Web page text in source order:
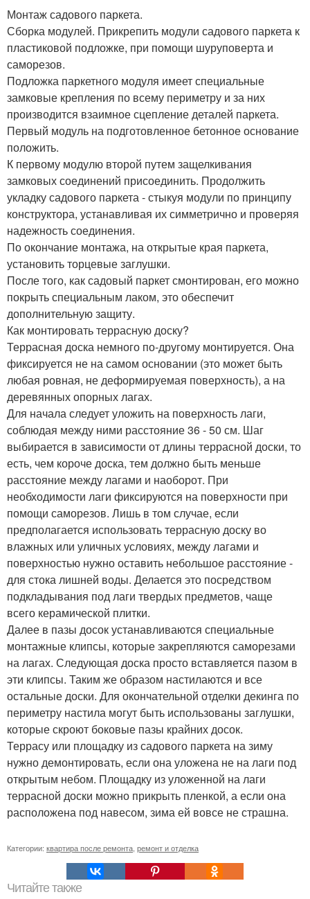
Монтаж садового паркета.
Сборка модулей. Прикрепить модули садового паркета к
пластиковой подложке, при помощи шуруповерта и
саморезов.
Подложка паркетного модуля имеет специальные
замковые крепления по всему периметру и за них
производится взаимное сцепление деталей паркета.
Первый модуль на подготовленное бетонное основание
положить.
К первому модулю второй путем защелкивания
замковых соединений присоединить. Продолжить
укладку садового паркета - стыкуя модули по принципу
конструктора, устанавливая их симметрично и проверяя
надежность соединения.
По окончание монтажа, на открытые края паркета,
установить торцевые заглушки.
После того, как садовый паркет смонтирован, его можно
покрыть специальным лаком, это обеспечит
дополнительную защиту.
Как монтировать террасную доску?
Террасная доска немного по-другому монтируется. Она
фиксируется не на самом основании (это может быть
любая ровная, не деформируемая поверхность), а на
деревянных опорных лагах.
Для начала следует уложить на поверхность лаги,
соблюдая между ними расстояние 36 - 50 см. Шаг
выбирается в зависимости от длины террасной доски, то
есть, чем короче доска, тем должно быть меньше
расстояние между лагами и наоборот. При
необходимости лаги фиксируются на поверхности при
помощи саморезов. Лишь в том случае, если
предполагается использовать террасную доску во
влажных или уличных условиях, между лагами и
поверхностью нужно оставить небольшое расстояние -
для стока лишней воды. Делается это посредством
подкладывания под лаги твердых предметов, чаще
всего керамической плитки.
Далее в пазы досок устанавливаются специальные
монтажные клипсы, которые закрепляются саморезами
на лагах. Следующая доска просто вставляется пазом в
эти клипсы. Таким же образом настилаются и все
остальные доски. Для окончательной отделки декинга по
периметру настила могут быть использованы заглушки,
которые скроют боковые пазы крайних досок.
Террасу или площадку из садового паркета на зиму
нужно демонтировать, если она уложена не на лаги под
открытым небом. Площадку из уложенной на лаги
террасной доски можно прикрыть пленкой, а если она
расположена под навесом, зима ей вовсе не страшна.
Категории: квартира после ремонта, ремонт и отделка
Читайте также